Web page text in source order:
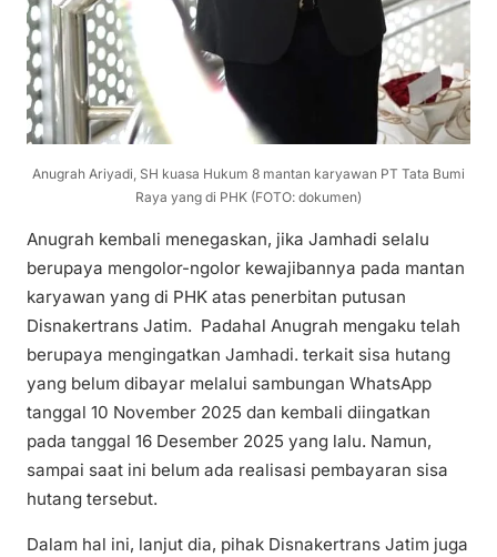
Anugrah Ariyadi, SH kuasa Hukum 8 mantan karyawan PT Tata Bumi
Raya yang di PHK (FOTO: dokumen)
Anugrah kembali menegaskan, jika Jamhadi selalu
berupaya mengolor-ngolor kewajibannya pada mantan
karyawan yang di PHK atas penerbitan putusan
Disnakertrans Jatim. Padahal Anugrah mengaku telah
berupaya mengingatkan Jamhadi. terkait sisa hutang
yang belum dibayar melalui sambungan WhatsApp
tanggal 10 November 2025 dan kembali diingatkan
pada tanggal 16 Desember 2025 yang lalu. Namun,
sampai saat ini belum ada realisasi pembayaran sisa
hutang tersebut.
Dalam hal ini, lanjut dia, pihak Disnakertrans Jatim juga